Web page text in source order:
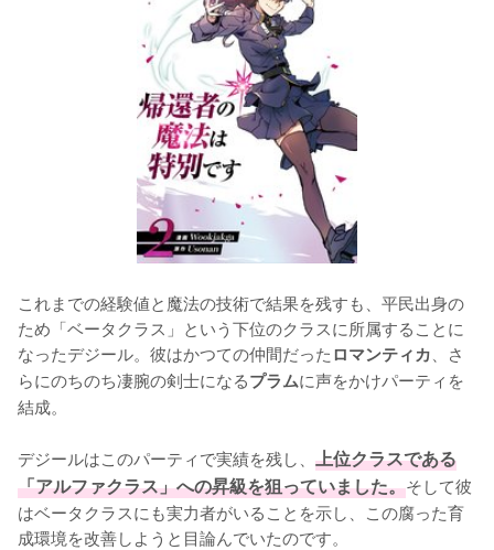
これまでの経験値と魔法の技術で結果を残すも、平民出身の
ため「ベータクラス」という下位のクラスに所属することに
なったデジール。彼はかつての仲間だったロマンティカ 、さ
らにのちのち凄腕の剣士になるプラムに声をかけパーティを
結成。
デジールはこのパーティで実績を残し、 上位クラスである
「アルファクラス」への昇級を狙っていました。そして彼
はベータクラスにも実力者がいることを示し、この腐った育
成環境を改善しようと目論んでいたのです。